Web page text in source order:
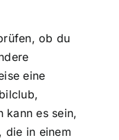
ob du
eine
kann es sein,
die in einem